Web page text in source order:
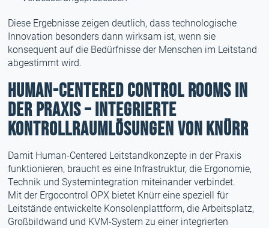
Diese Ergebnisse zeigen deutlich, dass technologische
Innovation besonders dann wirksam ist, wenn sie
konsequent auf die Bedürfnisse der Menschen im Leitstand
abgestimmt wird.
Human-Centered Control Rooms in
der Praxis – Integrierte
Kontrollraumlösungen von KNÜRR
Damit Human-Centered Leitstandkonzepte in der Praxis
funktionieren, braucht es eine Infrastruktur, die Ergonomie,
Technik und Systemintegration miteinander verbindet.
Mit der Ergocontrol OPX bietet Knürr eine speziell für
Leitstände entwickelte Konsolenplattform, die Arbeitsplatz,
Großbildwand und KVM-System zu einer integrierten